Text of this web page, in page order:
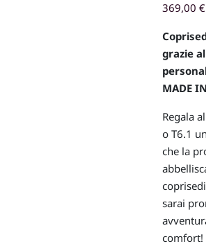
369,00 €
grazie
MADE
Regala
o T6.1
che la
sarai
comfort!